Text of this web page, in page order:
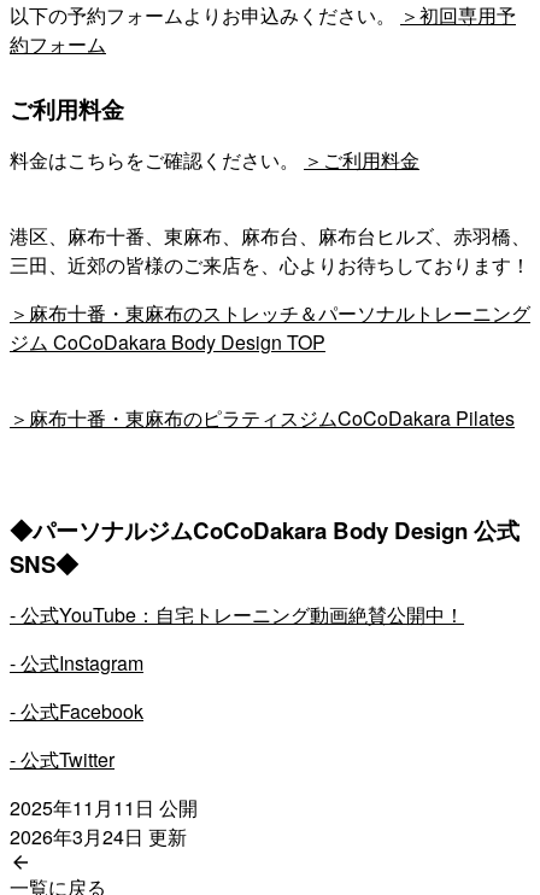
以下の予約フォームよりお申込みください。
＞初回専用予
約フォーム
ご利用料金
料金はこちらをご確認ください。 ＞ご利用料金
港区、麻布十番、東麻布、麻布台、麻布台ヒルズ、赤羽橋、
三田、近郊の皆様のご来店を、心よりお待ちしております！
＞麻布十番・東麻布のストレッチ＆パーソナルトレーニング
ジム CoCoDakara Body Design TOP
＞麻布十番・東麻布のピラティスジムCoCoDakara Pilates
◆パーソナルジムCoCoDakara Body Design 公式
SNS◆
- 公式YouTube：自宅トレーニング動画絶賛公開中！
- 公式Instagram
- 公式Facebook
- 公式Twitter
2025年11月11日 公開
2026年3月24日 更新
一覧に戻る